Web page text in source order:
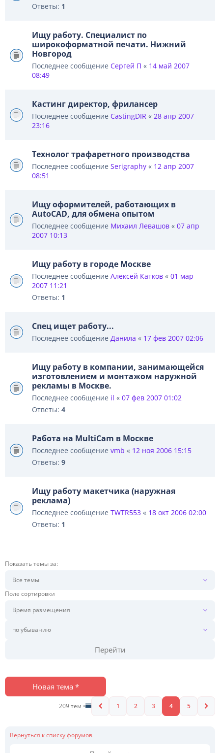
Ответы: 1
Ищу работу. Специалист по
широкоформатной печати. Нижний
Новгород
Последнее сообщение Сергей П « 14 май 2007
08:49
Кастинг директор, фрилансер
Последнее сообщение CastingDIR « 28 апр 2007
23:16
Технолог трафаретного производства
Последнее сообщение Serigraphy « 12 апр 2007
08:51
Ищу оформителей, работающих в
AutoCAD, для обмена опытом
Последнее сообщение Михаил Левашов « 07 апр
2007 10:13
Ищу работу в городе Москве
Последнее сообщение Алексей Катков « 01 мар
2007 11:21
Ответы: 1
Спец ищет работу...
Последнее сообщение Данила « 17 фев 2007 02:06
Ищу работу в компании, занимающейся
изготовлением и монтажом наружной
рекламы в Москве.
Последнее сообщение il « 07 фев 2007 01:02
Ответы: 4
Работа на MultiCam в Москве
Последнее сообщение vmb « 12 ноя 2006 15:15
Ответы: 9
Ищу работу макетчика (наружная
реклама)
Последнее сообщение TWTR553 « 18 окт 2006 02:00
Ответы: 1
Показать темы за:
Поле сортировки
Перейти
Новая тема *
209 тем • 1 2 3 4 5
Вернуться к списку форумов